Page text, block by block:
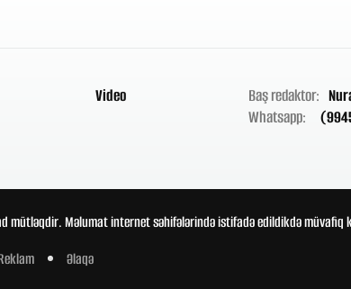
Video Baş redaktor:
Whatsapp:
Məlumat internet səhifələrində istifadə edildikdə müvafiq
Əlaqə